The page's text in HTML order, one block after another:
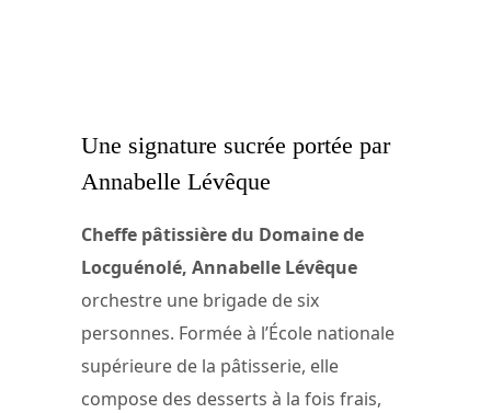
Une signature sucrée portée par
Annabelle Lévêque
Cheffe pâtissière du Domaine de
Locguénolé, Annabelle Lévêque
orchestre une brigade de six
personnes. Formée à l’École nationale
supérieure de la pâtisserie, elle
compose des desserts à la fois frais,